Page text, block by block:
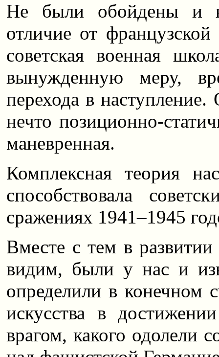
Не были обойдены и
отличие от
советская военная
вынужденную меру,
перехода в наступление.
нечто позиционно-
маневренная.
Комплексная теория
способствовала
сражениях 1941–1945
Вместе с тем в
видим, были у нас и
определили в конечном
искусства в
врагом, какого одолели